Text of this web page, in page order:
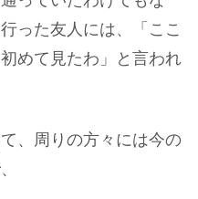
った友人には、「ここ
めて見たわ」と言われ
、周りの方々には今の